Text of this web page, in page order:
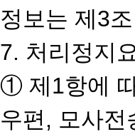
정보는 제3
7. 처리정지
① 제1항에
우편, 모사